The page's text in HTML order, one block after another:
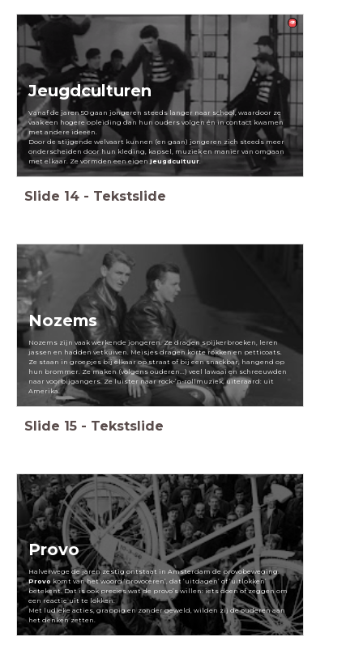
Jeugdculturen
Vanaf de jaren 50 gaan jongeren steeds langer naar school, waardoor ze
vaak een hogere opleiding dan hun ouders volgen én in contact kwamen
met andere ideeën.
Door de stijgende welvaart kunnen (en gaan) jongeren zich steeds meer
onderscheiden door hun kleding, kapsel, muziek en manier van omgaan
met elkaar. Ze vormden een eigen jeugdcultuur.
Slide 14 - Tekstslide
Nozems
Nozems zijn vaak werkende jongeren. Ze dragen spijkerbroeken, leren
jassen en hadden vetkuiven. Meisjes dragen korte rokken en petticoats.
Ze staan in groepjes bij elkaar op straat of bij een snackbar, hangend op
hun brommer. Ze maken (volgens ouderen...) veel lawaai en schreeuwden
naar voorbijgangers. Ze luister naar rock-’n-rollmuziek, uiteraard: uit
Amerika.
Slide 15 - Tekstslide
Provo
Halverwege de jaren zestig ontstaat in Amsterdam de provobeweging.
Provokomt van het woord ‘provoceren’, dat ‘uitdagen’ of ‘uitlokken’
betekent. Dat is ook precies wat de provo’s willen: iets doen of zeggen om
een reactie uit te lokken.
Met ludieke acties, grappig en zonder geweld, wilden zij de ouderen aan
het denken zetten.